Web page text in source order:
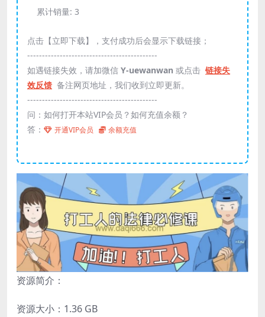
累计销量: 3
点击【立即下载】，支付成功后会显示下载链接；
--------------------------------------------
如遇链接失效，请加微信 Y-uewanwan 或点击 链接失
效反馈 备注网页地址，我们收到立即更新。
--------------------------------------------
问：如何打开本站VIP会员？如何充值余额？
答：
开通VIP会员 余额充值
资源简介：
资源大小：1.36 GB